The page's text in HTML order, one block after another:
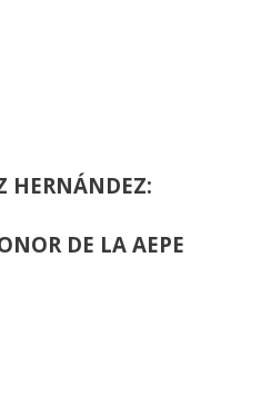
HERNÁNDEZ:
DE LA AEPE